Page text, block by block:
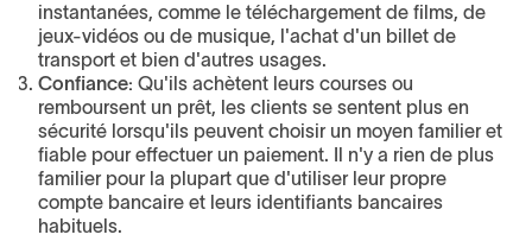
instantanées, comme le téléchargement de films, de
jeux-vidéos ou de musique, l'achat d'un billet de
transport et bien d'autres usages.
Confiance: Qu'ils achètent leurs courses ou
remboursent un prêt, les clients se sentent plus en
sécurité lorsqu'ils peuvent choisir un moyen familier et
fiable pour effectuer un paiement. Il n'y a rien de plus
familier pour la plupart que d'utiliser leur propre
compte bancaire et leurs identifiants bancaires
habituels.